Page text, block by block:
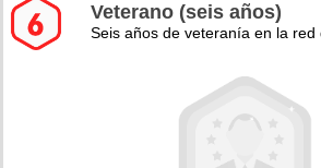
Veterano (seis años)
Seis años de veteranía en la red